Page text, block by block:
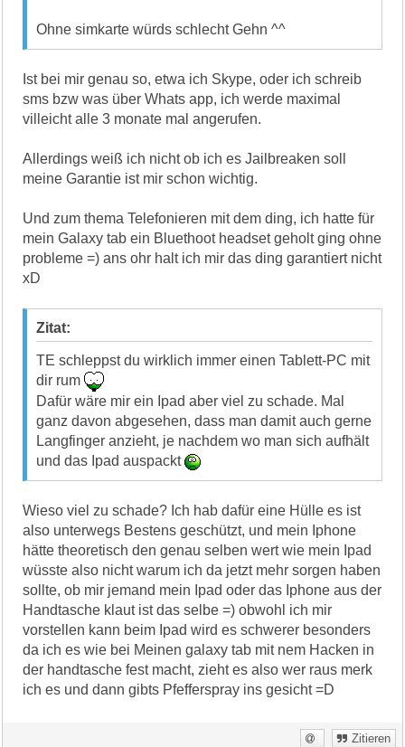
Ohne simkarte würds schlecht Gehn ^^
Ist bei mir genau so, etwa ich Skype, oder ich schreib
sms bzw was über Whats app, ich werde maximal
villeicht alle 3 monate mal angerufen.
Allerdings weiß ich nicht ob ich es Jailbreaken soll
meine Garantie ist mir schon wichtig.
Und zum thema Telefonieren mit dem ding, ich hatte für
mein Galaxy tab ein Bluethoot headset geholt ging ohne
probleme =) ans ohr halt ich mir das ding garantiert nicht
xD
Zitat:
TE schleppst du wirklich immer einen Tablett-PC mit
dir rum
Dafür wäre mir ein Ipad aber viel zu schade. Mal
ganz davon abgesehen, dass man damit auch gerne
Langfinger anzieht, je nachdem wo man sich aufhält
und das Ipad auspackt
Wieso viel zu schade? Ich hab dafür eine Hülle es ist
also unterwegs Bestens geschützt, und mein Iphone
hätte theoretisch den genau selben wert wie mein Ipad
wüsste also nicht warum ich da jetzt mehr sorgen haben
sollte, ob mir jemand mein Ipad oder das Iphone aus der
Handtasche klaut ist das selbe =) obwohl ich mir
vorstellen kann beim Ipad wird es schwerer besonders
da ich es wie bei Meinen galaxy tab mit nem Hacken in
der handtasche fest macht, zieht es also wer raus merk
ich es und dann gibts Pfefferspray ins gesicht =D
Zitieren